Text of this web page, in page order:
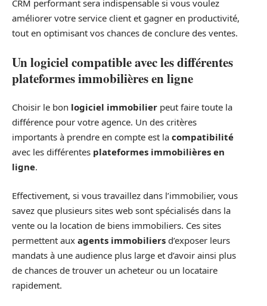
CRM performant sera indispensable si vous voulez
améliorer votre service client et gagner en productivité,
tout en optimisant vos chances de conclure des ventes.
Un logiciel compatible avec les différentes
plateformes immobilières en ligne
Choisir le bon logiciel immobilier peut faire toute la
différence pour votre agence. Un des critères
importants à prendre en compte est la compatibilité
avec les différentes plateformes immobilières en
ligne.
Effectivement, si vous travaillez dans l’immobilier, vous
savez que plusieurs sites web sont spécialisés dans la
vente ou la location de biens immobiliers. Ces sites
permettent aux agents immobiliers d’exposer leurs
mandats à une audience plus large et d’avoir ainsi plus
de chances de trouver un acheteur ou un locataire
rapidement.